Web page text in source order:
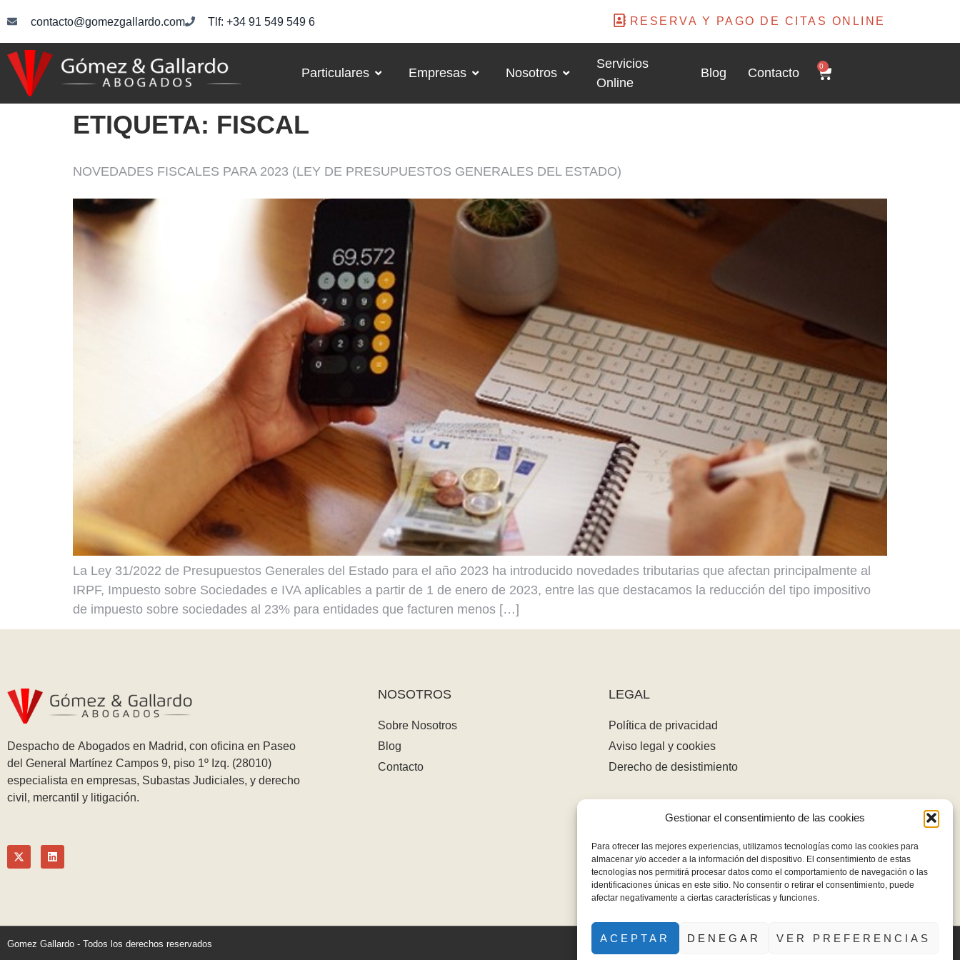
Gestionar el consentimiento de las cookies
Para ofrecer las mejores experiencias, utilizamos tecnologías como las cookies para
almacenar y/o acceder a la información del dispositivo. El consentimiento de estas
tecnologías nos permitirá procesar datos como el comportamiento de navegación o las
identificaciones únicas en este sitio. No consentir o retirar el consentimiento, puede
afectar negativamente a ciertas características y funciones.
ACEPTAR DENEGAR VER PREFERENCIAS
contacto@gomezgallardo.com Tlf: +34 91 549 549 6 RESERVA Y PAGO DE CITAS ONLINE
Particulares Empresas Nosotros
Servicios
Online
Blog Contacto 0
ETIQUETA: FISCAL
NOVEDADES FISCALES PARA 2023 (LEY DE PRESUPUESTOS GENERALES DEL ESTADO)
La Ley 31/2022 de Presupuestos Generales del Estado para el año 2023 ha introducido novedades tributarias que afectan principalmente al
IRPF, Impuesto sobre Sociedades e IVA aplicables a partir de 1 de enero de 2023, entre las que destacamos la reducción del tipo impositivo
de impuesto sobre sociedades al 23% para entidades que facturen menos […]
Despacho de Abogados en Madrid, con oficina en Paseo
del General Martínez Campos 9, piso 1º Izq. (28010)
especialista en empresas, Subastas Judiciales, y derecho
civil, mercantil y litigación.
NOSOTROS
Sobre Nosotros
Blog
Contacto
LEGAL
Política de privacidad
Aviso legal y cookies
Derecho de desistimiento
Gomez Gallardo - Todos los derechos reservados